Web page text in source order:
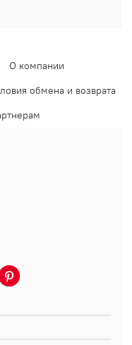
О компании
обмена и возврата